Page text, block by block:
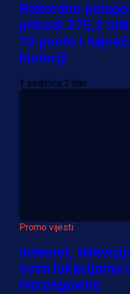
Rekordno
prihodi 275,2
12 posto i
historiji
1 sedmica 3 dan
Promo vijesti
Internet,
svim lokacijama
Hercegovine